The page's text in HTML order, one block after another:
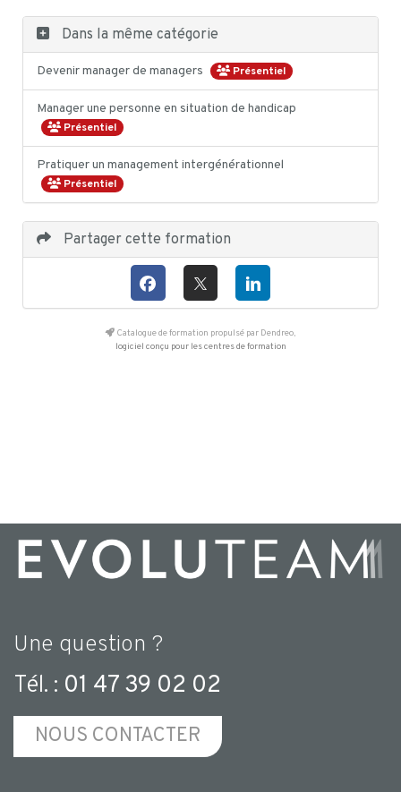
Dans la même catégorie
Devenir manager de managers Présentiel
Manager une personne en situation de handicap
Présentiel
Pratiquer un management intergénérationnel
Présentiel
Partager cette formation
Catalogue de formation propulsé par Dendreo,
logiciel conçu pour les centres de formation
Une question ?
Tél. : 01 47 39 02 02
NOUS CONTACTER